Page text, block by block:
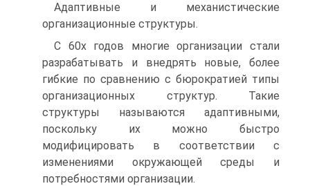
Адаптивные и механистические
организационные структуры.
С 60х годов многие организации стали
разрабатывать и внедрять новые, более
гибкие по сравнению с бюрократией типы
организационных структур. Такие
структуры называются адаптивными,
поскольку их можно быстро
модифицировать в соответствии с
изменениями окружающей среды и
потребностями организации.